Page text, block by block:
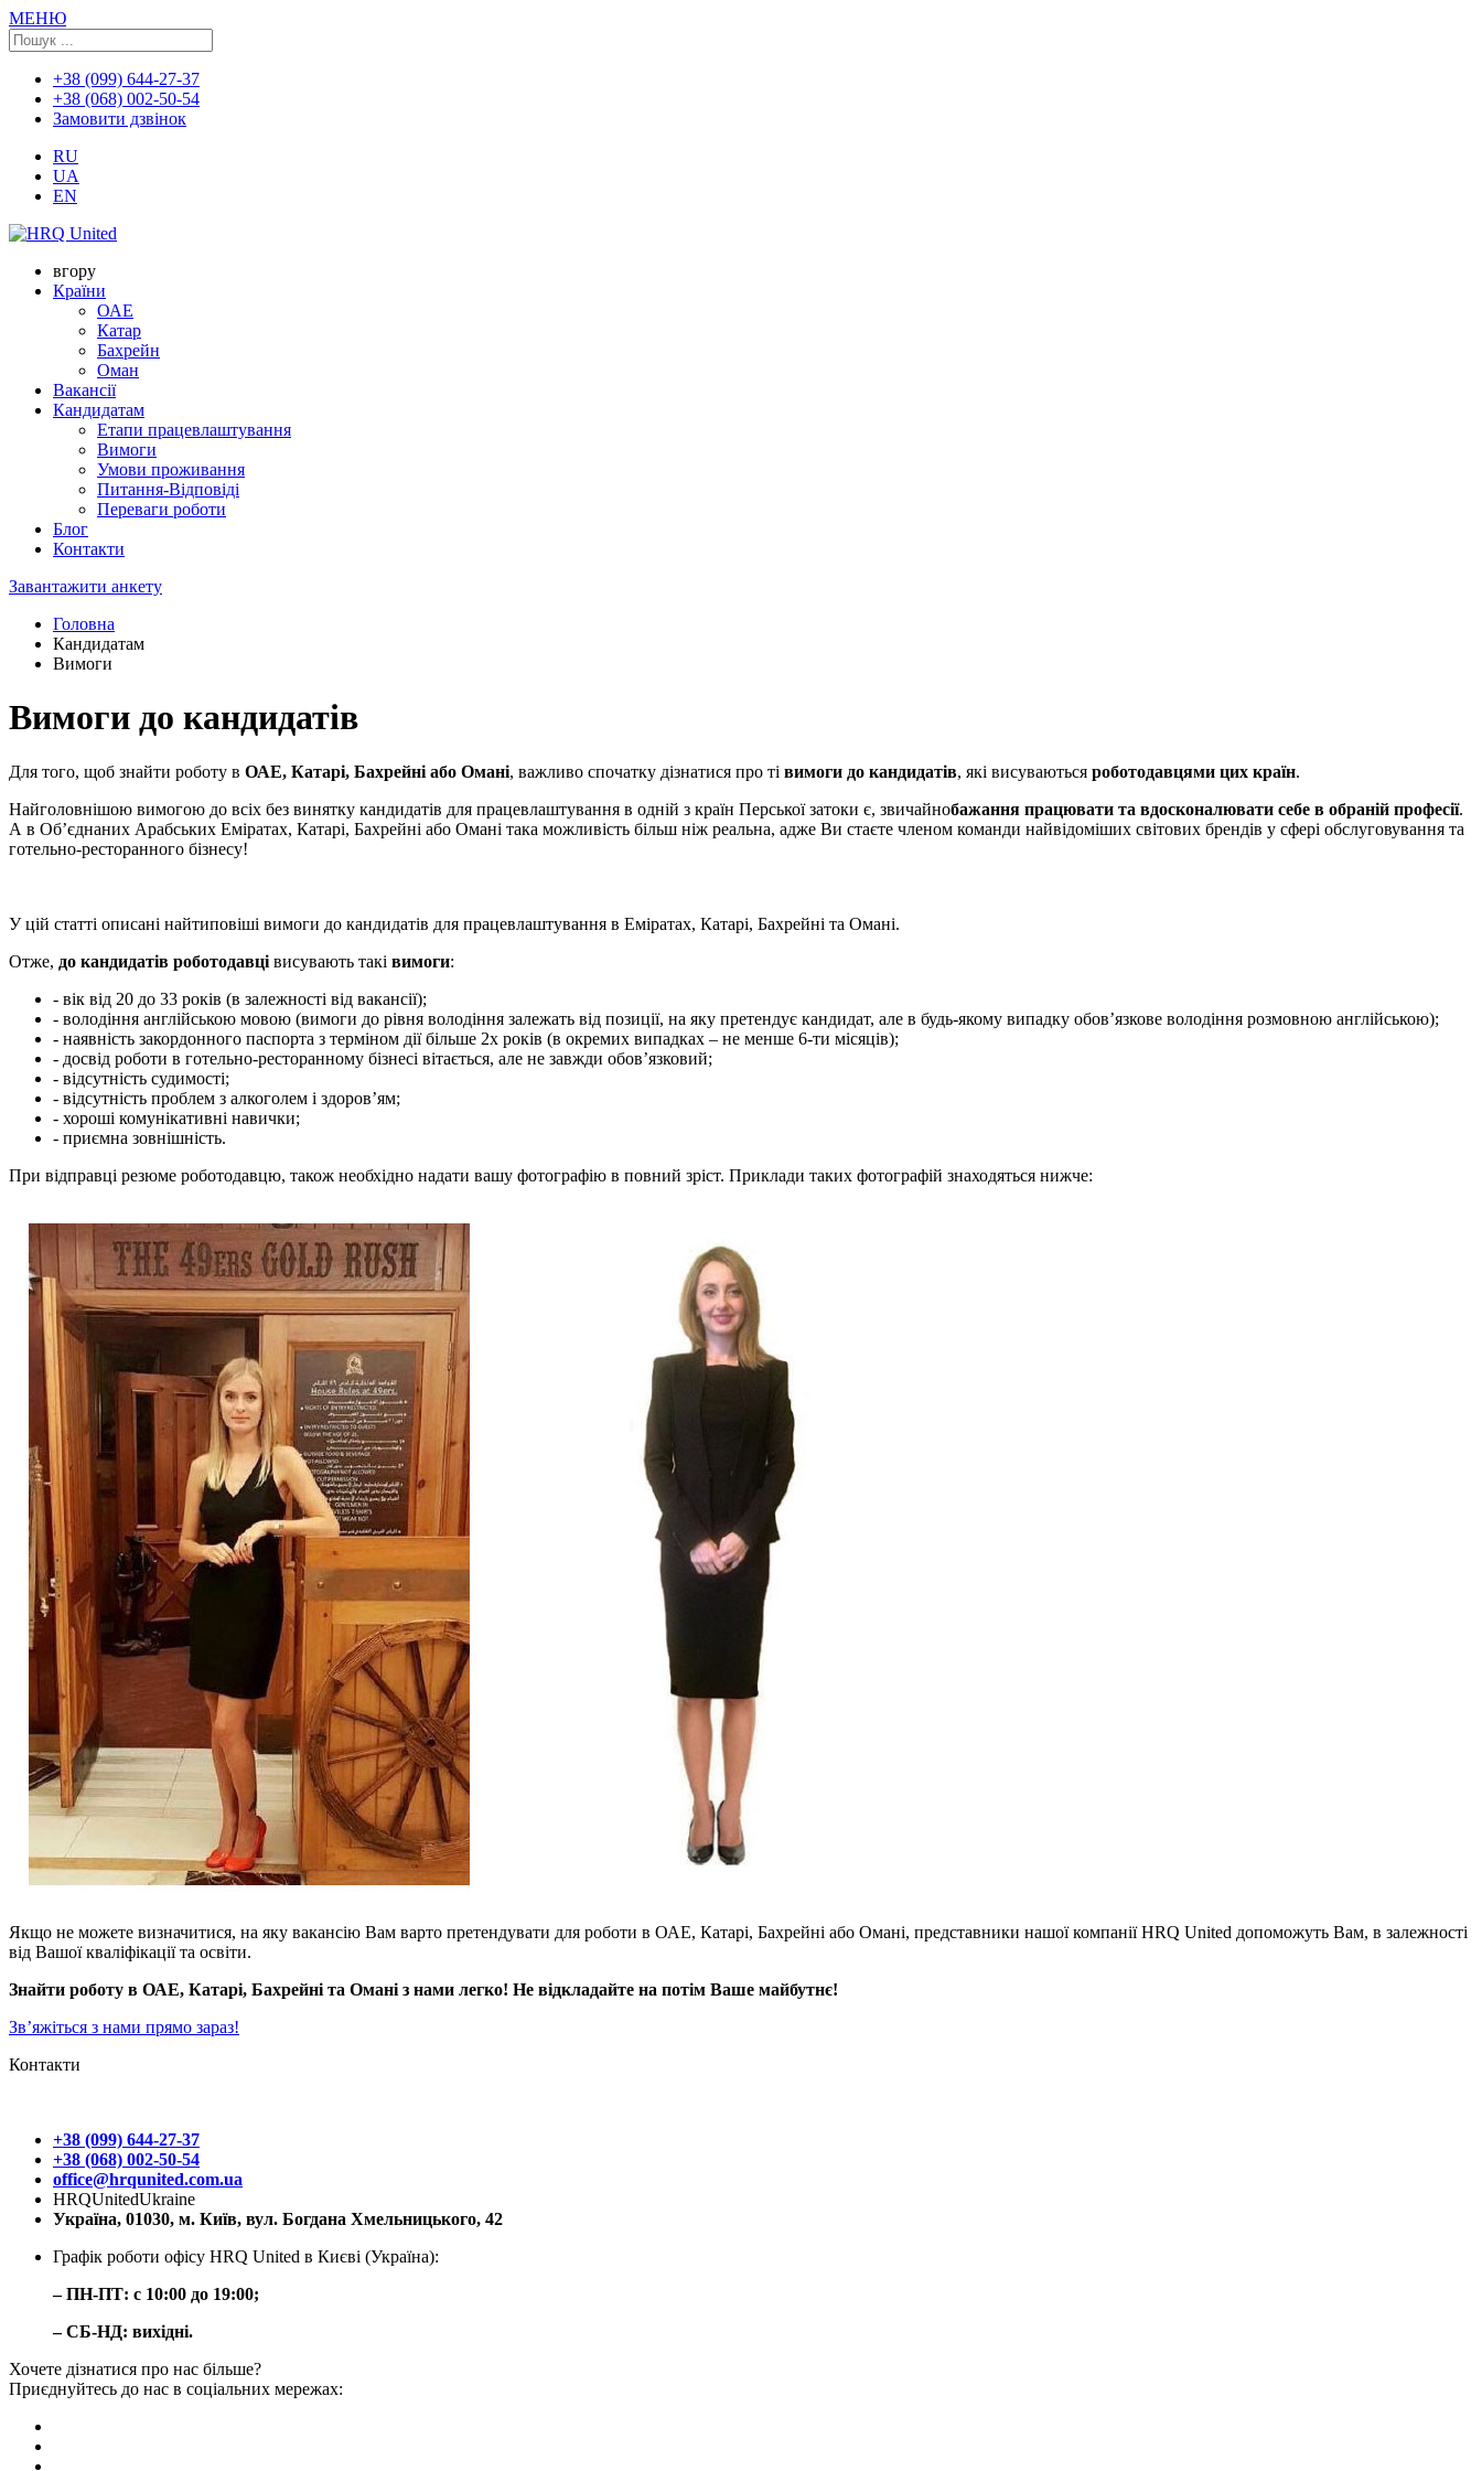
МЕНЮ
+38 (099) 644-27-37
+38 (068) 002-50-54
Замовити дзвінок
RU
UA
EN
вгору
Країни
ОАЕ
Катар
Бахрейн
Оман
Вакансії
Кандидатам
Етапи працевлаштування
Вимоги
Умови проживання
Питання-Відповіді
Переваги роботи
Блог
Контакти
Завантажити анкету
Головна
Кандидатам
Вимоги
Вимоги до кандидатів
Для того, щоб знайти роботу в ОАЕ, Катарі, Бахрейні або Омані, важливо спочатку дізнатися про ті вимоги до кандидатів, які висуваються роботодавцями цих країн.
Найголовнішою вимогою до всіх без винятку кандидатів для працевлаштування в одній з країн Перської затоки є, звичайнобажання працювати та вдосконалювати себе в обраній професії.
А в Об’єднаних Арабських Еміратах, Катарі, Бахрейні або Омані така можливість більш ніж реальна, адже Ви стаєте членом команди найвідоміших світових брендів у сфері обслуговування та
готельно-ресторанного бізнесу!
У цій статті описані найтиповіші вимоги до кандидатів для працевлаштування в Еміратах, Катарі, Бахрейні та Омані.
Отже, до кандидатів роботодавці висувають такі вимоги:
- вік від 20 до 33 років (в залежності від вакансії);
- володіння англійською мовою (вимоги до рівня володіння залежать від позиції, на яку претендує кандидат, але в будь-якому випадку обов’язкове володіння розмовною англійською);
- наявність закордонного паспорта з терміном дії більше 2х років (в окремих випадках – не менше 6-ти місяців);
- досвід роботи в готельно-ресторанному бізнесі вітається, але не завжди обов’язковий;
- відсутність судимості;
- відсутність проблем з алкоголем і здоров’ям;
- хороші комунікативні навички;
- приємна зовнішність.
При відправці резюме роботодавцю, також необхідно надати вашу фотографію в повний зріст. Приклади таких фотографій знаходяться нижче:
Якщо не можете визначитися, на яку вакансію Вам варто претендувати для роботи в ОАЕ, Катарі, Бахрейні або Омані, представники нашої компанії HRQ United допоможуть Вам, в залежності
від Вашої кваліфікації та освіти.
Знайти роботу в ОАЕ, Катарі, Бахрейні та Омані з нами легко! Не відкладайте на потім Ваше майбутнє!
Зв’яжіться з нами прямо зараз!
Контакти
+38 (099) 644-27-37
+38 (068) 002-50-54
office@hrqunited.com.ua
HRQUnitedUkraine
Україна, 01030, м. Київ, вул. Богдана Хмельницького, 42
Графік роботи офісу HRQ United в Києві (Україна):
– ПН-ПТ: с 10:00 до 19:00;
– СБ-НД: вихідні.
Хочете дізнатися про нас більше?
Приєднуйтесь до нас в соціальних мережах: